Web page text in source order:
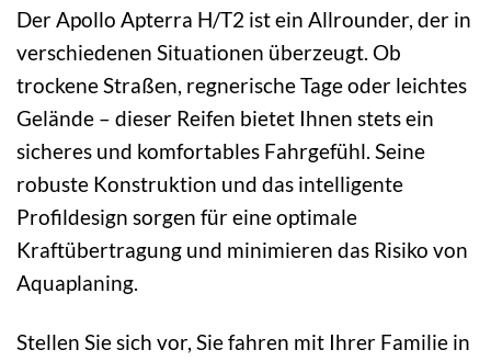
Der Apollo Apterra H/T2 ist ein Allrounder, der in
verschiedenen Situationen überzeugt. Ob
trockene Straßen, regnerische Tage oder leichtes
Gelände – dieser Reifen bietet Ihnen stets ein
sicheres und komfortables Fahrgefühl. Seine
robuste Konstruktion und das intelligente
Profildesign sorgen für eine optimale
Kraftübertragung und minimieren das Risiko von
Aquaplaning.
Stellen Sie sich vor, Sie fahren mit Ihrer Familie in